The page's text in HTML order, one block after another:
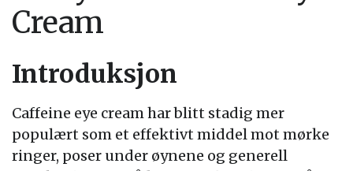
Cream
Introduksjon
Caffeine eye cream har blitt stadig mer
populært som et effektivt middel mot mørke
ringer, poser under øynene og generell